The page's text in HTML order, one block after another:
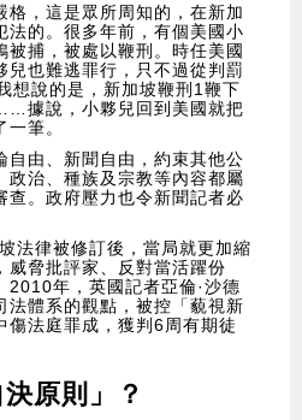
格，這是眾所周知的，在新加
法的。很多年前，有個美國小
被捕，被處以鞭刑。時任美國
兒也難逃罪行，只不過從判罰
想說的是，新加坡鞭刑1鞭下
據說，小夥兒回到美國就把
筆。
自由、新聞自由，約束其他公
政治、種族及宗教等內容都屬
查。政府壓力也令新聞記者必
法律被修訂後，當局就更加縮
威脅批評家、反對當活躍份
2010年，英國記者亞倫·沙德
法體系的觀點，被控「藐視新
傷法庭罪成，獲判6周有期徒
原則」 ？